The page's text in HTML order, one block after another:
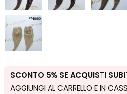
SCONTO 5% SE ACQUISTI
AGGIUNGI AL CARRELLO E IN